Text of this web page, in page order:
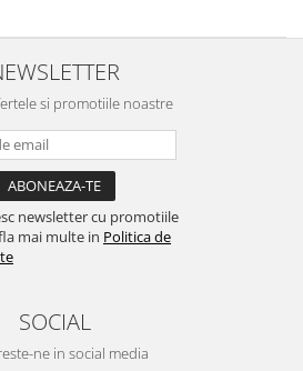
si promotiile noastre
newsletter cu promotiile
mai multe in Politica de
SOCIAL
ne in social media